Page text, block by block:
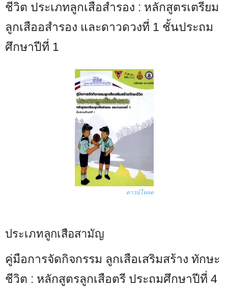
ชีวิต ประเภทลูกเสือสำรอง : หลักสูตรเตรียม
ลูกเสืออสำรอง และดาวดวงที่ 1 ชั้นประถม
ศึกษาปีที่ 1
ดาวน์โหลด
ประเภทลูกเสือสามัญ
คู่มือการจัดกิจกรรม ลูกเสือเสริมสร้าง ทักษะ
ชีวิต : หลักสูตรลูกเสือตรี ประถมศึกษาปีที่ 4